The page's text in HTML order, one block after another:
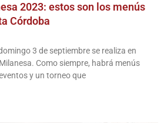
2023: estos son los menús
Córdoba
3 de septiembre se realiza en
Como siempre, habrá menús
y un torneo que